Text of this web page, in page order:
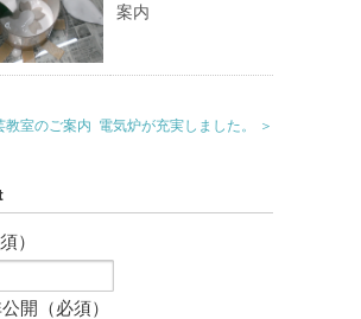
案内
教室のご案内 電気炉が充実しました。 ＞
）
開（必須）